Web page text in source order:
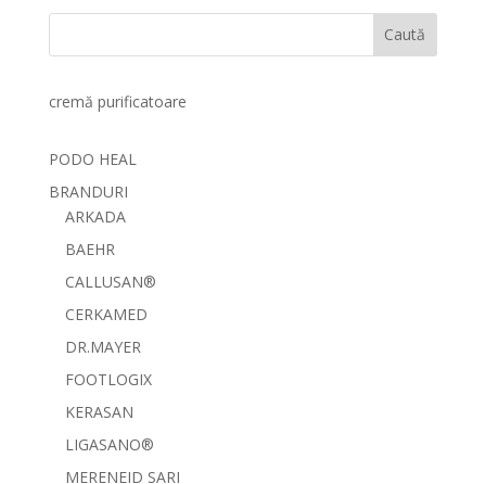
Caută
cremă purificatoare
PODO HEAL
BRANDURI
ARKADA
BAEHR
CALLUSAN®
CERKAMED
DR.MAYER
FOOTLOGIX
KERASAN
LIGASANO®
MERENEID SARI